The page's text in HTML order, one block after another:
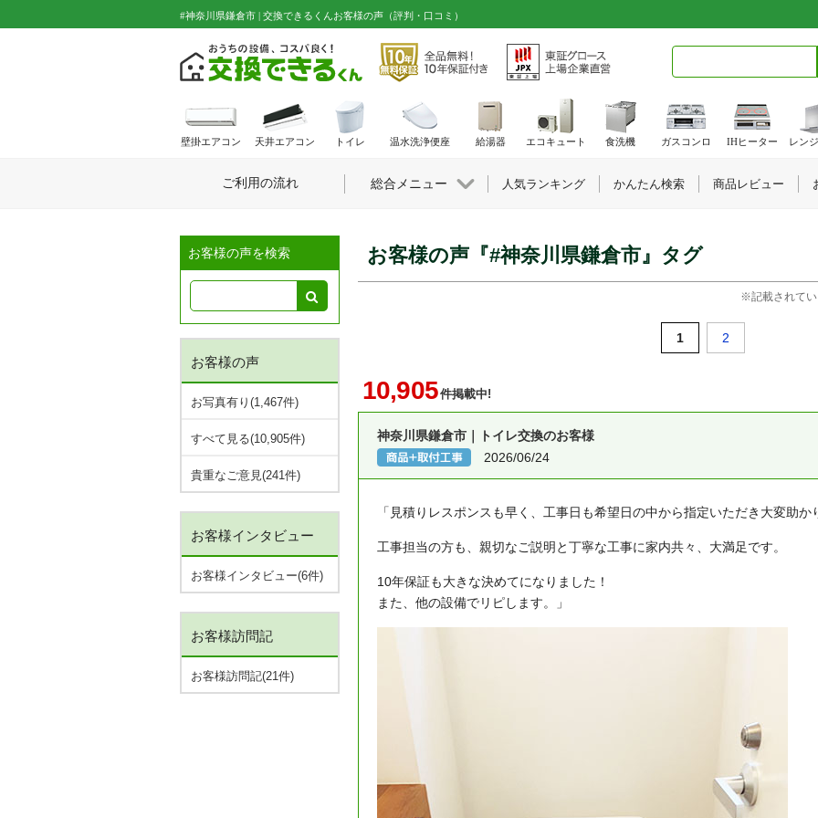
#神奈川県鎌倉市 | 交換できるくんお客様の声（評判・口コミ）
お客様の声を検索
お客様の声
お写真有り(1,467件)
すべて見る(10,905件)
貴重なご意見(241件)
お客様インタビュー
お客様インタビュー(6件)
お客様訪問記
お客様訪問記(21件)
お客様の声『#神奈川県鎌倉市』タグ
※記載されてい
1 2
10,905件掲載中!
神奈川県鎌倉市｜トイレ交換のお客様
2026/06/24
「見積りレスポンスも早く、工事日も希望日の中から指定いただき大変助か
工事担当の方も、親切なご説明と丁寧な工事に家内共々、大満足です。
10年保証も大きな決めてになりました！
また、他の設備でリピします。」
壁掛エアコン 天井エアコン トイレ 温水洗浄便座 給湯器 エコキュート 食洗機 ガスコンロ IHヒーター レン
ご利用の流れ 総合メニュー 人気ランキング かんたん検索 商品レビュー